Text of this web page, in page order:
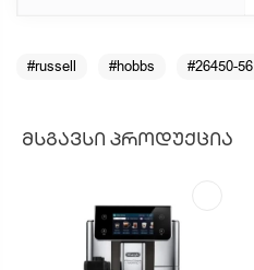
#russell #hobbs #26450-56
ᲛᲡᲒᲐᲕᲡᲘ ᲞᲠᲝᲓᲣᲥᲪᲘᲐ